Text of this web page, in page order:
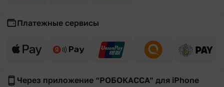
Платежные сервисы
Через приложение “РОБОКАССА” для iPhone